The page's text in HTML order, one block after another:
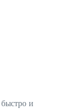
и